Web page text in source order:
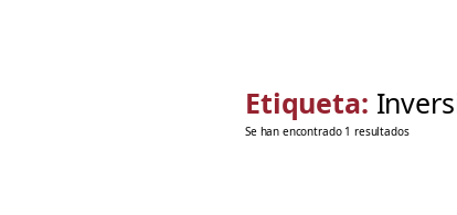
Etiqueta:
Se han encontrado 1 resultados